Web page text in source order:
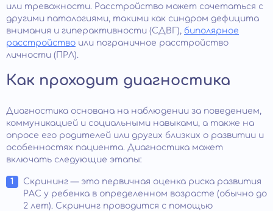
или тревожности. Расстройство может сочетаться с
другими патологиями, такими как синдром дефицита
внимания и гиперактивности (СДВГ), биполярное
расстройство или пограничное расстройство
личности (ПРЛ).
Как проходит диагностика
Диагностика основана на наблюдении за поведением,
коммуникацией и социальными навыками, а также на
опросе его родителей или других близких о развитии и
особенностях пациента. Диагностика может
включать следующие этапы:
Скрининг — это первичная оценка риска развития
РАС у ребенка в определенном возрасте (обычно до
2 лет). Скрининг проводится с помощью